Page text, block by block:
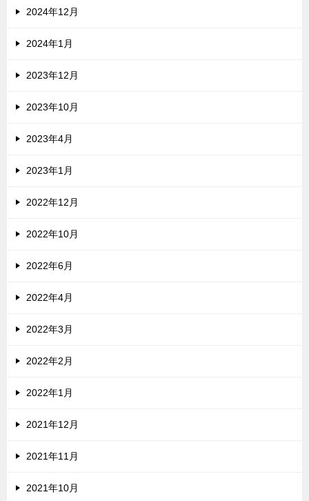
2024年12月
2024年1月
2023年12月
2023年10月
2023年4月
2023年1月
2022年12月
2022年10月
2022年6月
2022年4月
2022年3月
2022年2月
2022年1月
2021年12月
2021年11月
2021年10月